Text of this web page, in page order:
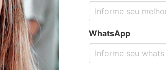
WhatsApp